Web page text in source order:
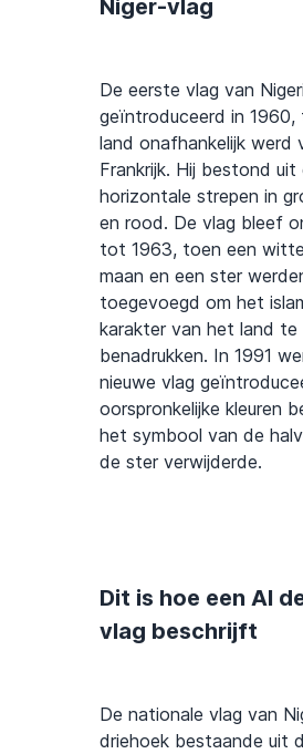
Niger-vlag
De eerste vlag van
geïntroduceerd in
land onafhankelijk werd
Frankrijk. Hij bestond uit
horizontale strepen in
en rood. De vlag bleef
tot 1963, toen een
maan en een ster
toegevoegd om het
karakter van het land te
benadrukken. In 1991
nieuwe vlag
oorspronkelijke kleuren
het symbool van de
de ster verwijderde.
Dit is hoe een AI
vlag beschrijft
De nationale vlag van
driehoek bestaande uit